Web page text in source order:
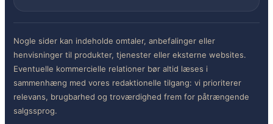
Nogle sider kan indeholde omtaler, anbefalinger eller
henvisninger til produkter, tjenester eller eksterne websites.
Eventuelle kommercielle relationer bør altid læses i
sammenhæng med vores redaktionelle tilgang: vi prioriterer
relevans, brugbarhed og troværdighed frem for påtrængende
salgssprog.